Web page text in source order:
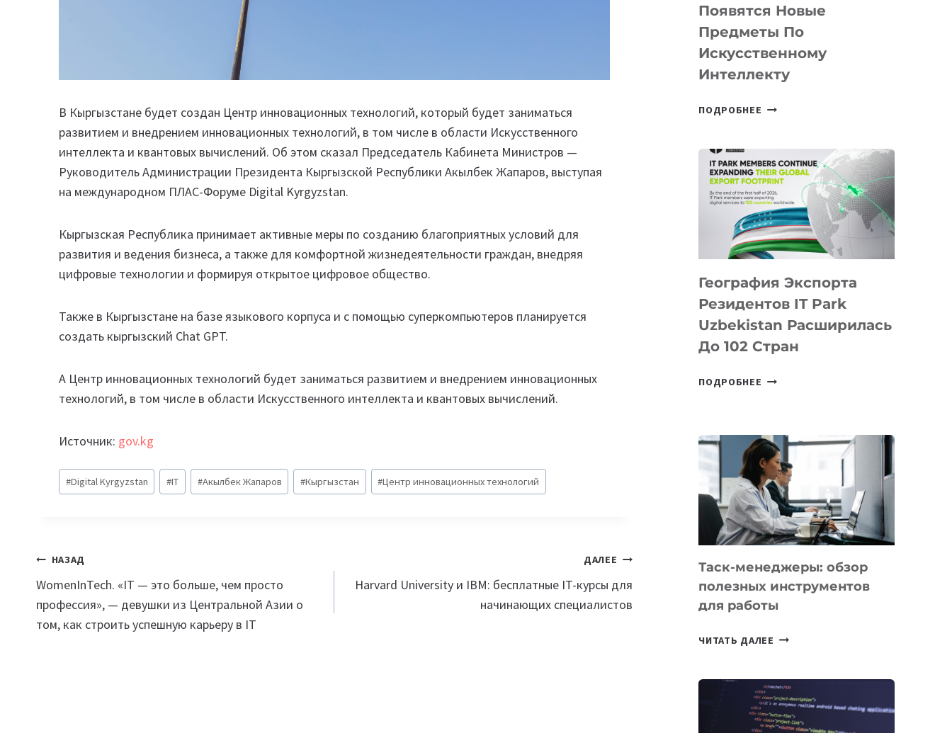
В Кыргызстане будет создан Центр инновационных технологий, который будет заниматься
развитием и внедрением инновационных технологий, в том числе в области Искусственного
интеллекта и квантовых вычислений. Об этом сказал Председатель Кабинета Министров —
Руководитель Администрации Президента Кыргызской Республики Акылбек Жапаров, выступая
на международном ПЛАС-Форуме Digital Kyrgyzstan.
Кыргызская Республика принимает активные меры по созданию благоприятных условий для
развития и ведения бизнеса, а также для комфортной жизнедеятельности граждан, внедряя
цифровые технологии и формируя открытое цифровое общество.
Также в Кыргызстане на базе языкового корпуса и с помощью суперкомпьютеров планируется
создать кыргызский Chat GPT.
А Центр инновационных технологий будет заниматься развитием и внедрением инновационных
технологий, в том числе в области Искусственного интеллекта и квантовых вычислений.
Источник: gov.kg
Метки
записи:
#Digital Kyrgyzstan #IT #Акылбек Жапаров #Кыргызстан #Центр инновационных технологий
Навигация
по
записям
НАЗАД
WomenInTech. «IT — это больше, чем просто
профессия», — девушки из Центральной Азии о
том, как строить успешную карьеру в IT
ДАЛЕЕ
Harvard University и IBM: бесплатные IT-курсы для
начинающих специалистов
ТЕХНОЛОГИЧЕСКИХ
СТАРТАПОВ
Появятся Новые
Предметы По
Искусственному
Интеллекту
ПОДРОБНЕЕ
ПОЯВЯТСЯ
НОВЫЕ
ПРЕДМЕТЫ
ПО
ИСКУССТВЕННОМУ
ИНТЕЛЛЕКТУ
География Экспорта
Резидентов IT Park
Uzbekistan Расширилась
До 102 Стран
ПОДРОБНЕЕ ГЕОГРАФИЯ
PARK
UZBEKISTAN
РАСШИРИЛАСЬ
ДО
102
СТРАН
Таск-менеджеры: обзор
полезных инструментов
для работы
ЧИТАТЬ ДАЛЕЕ ТАСК-
ПОЛЕЗНЫХ
ИНСТРУМЕНТОВ
ДЛЯ